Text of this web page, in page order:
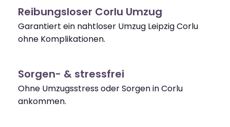
Reibungsloser Corlu Umzug
Garantiert ein nahtloser Umzug Leipzig Corlu
ohne Komplikationen.
Sorgen- & stressfrei
Ohne Umzugsstress oder Sorgen in Corlu
ankommen.